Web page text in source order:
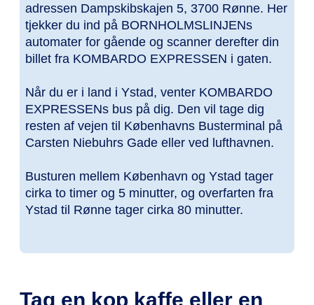
adressen Dampskibskajen 5, 3700 Rønne. Her
tjekker du ind på BORNHOLMSLINJENs
automater for gående og scanner derefter din
billet fra KOMBARDO EXPRESSEN i gaten.
Når du er i land i Ystad, venter KOMBARDO
EXPRESSENs bus på dig. Den vil tage dig
resten af vejen til Københavns Busterminal på
Carsten Niebuhrs Gade eller ved lufthavnen.
Busturen mellem København og Ystad tager
cirka to timer og 5 minutter, og overfarten fra
Ystad til Rønne tager cirka 80 minutter.
Tag en kop kaffe eller en